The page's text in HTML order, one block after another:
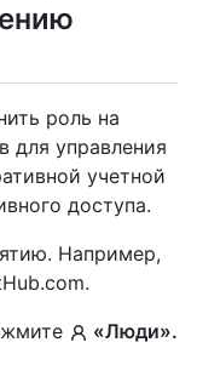
роль на
для управления
учетной
доступа.
Например,
«Люди».